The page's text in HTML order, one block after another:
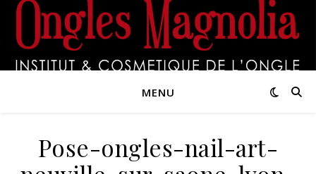
MENU
Pose-ongles-nail-art-